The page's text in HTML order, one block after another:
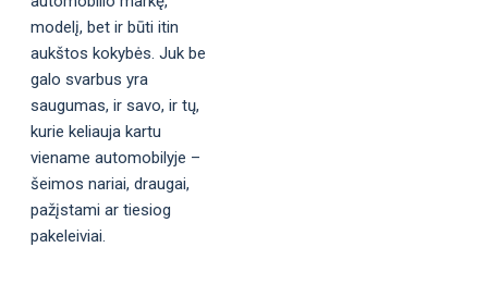
modelį, bet ir būti itin
aukštos kokybės. Juk be
galo svarbus yra
saugumas, ir savo, ir tų,
kurie keliauja kartu
viename automobilyje –
šeimos nariai, draugai,
pažįstami ar tiesiog
pakeleiviai.